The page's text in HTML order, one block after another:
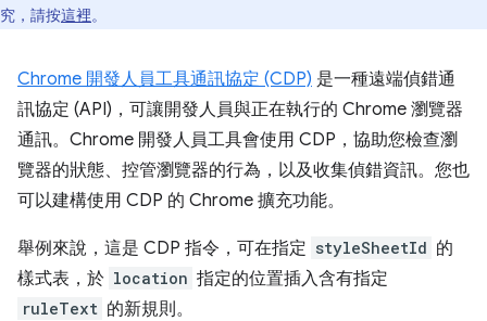
究，請按這裡。
Chrome 開發人員工具通訊協定 (CDP) 是一種遠端偵錯通
訊協定 (API)，可讓開發人員與正在執行的 Chrome 瀏覽器
通訊。Chrome 開發人員工具會使用 CDP，協助您檢查瀏
覽器的狀態、控管瀏覽器的行為，以及收集偵錯資訊。您也
可以建構使用 CDP 的 Chrome 擴充功能。
舉例來說，這是 CDP 指令，可在指定 styleSheetId 的
樣式表，於 location 指定的位置插入含有指定
ruleText 的新規則。